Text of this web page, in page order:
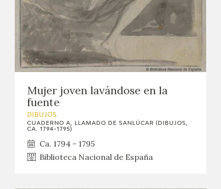
Mujer joven lavándose en la
fuente
DIBUJOS
CUADERNO A, LLAMADO DE SANLÚCAR (DIBUJOS,
CA. 1794-1795)
Ca. 1794 - 1795
Biblioteca Nacional de España